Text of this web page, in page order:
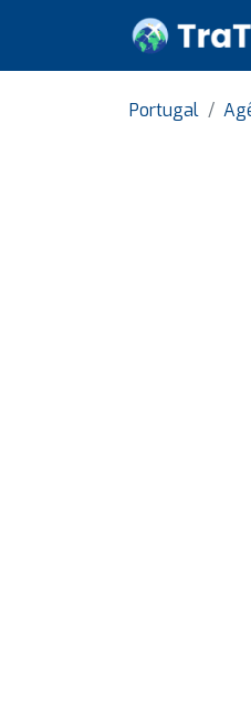
Portugal